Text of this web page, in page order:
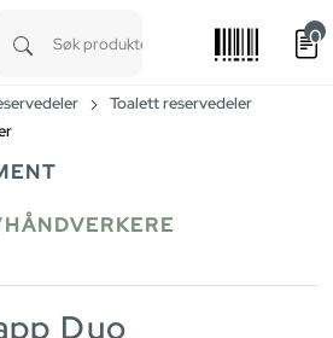
0
Toalett reservedeler
Duo